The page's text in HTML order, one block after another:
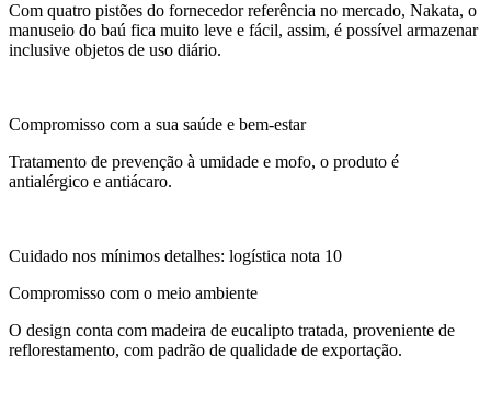
Com quatro pistões do fornecedor referência no mercado, Nakata, o
manuseio do baú fica muito leve e fácil, assim, é possível armazenar
inclusive objetos de uso diário.
Compromisso com a sua saúde e bem-estar
Tratamento de prevenção à umidade e mofo, o produto é
antialérgico e antiácaro.
Cuidado nos mínimos detalhes: logística nota 10
Compromisso com o meio ambiente
O design conta com madeira de eucalipto tratada, proveniente de
reflorestamento, com padrão de qualidade de exportação.